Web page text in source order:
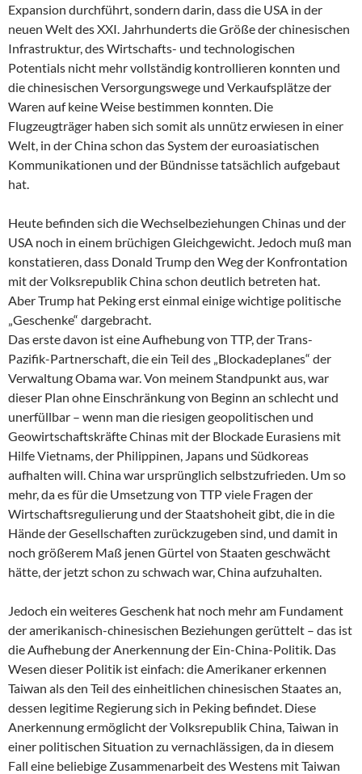
Expansion durchführt, sondern darin, dass die USA in der
neuen Welt des XXI. Jahrhunderts die Größe der chinesischen
Infrastruktur, des Wirtschafts- und technologischen
Potentials nicht mehr vollständig kontrollieren konnten und
die chinesischen Versorgungswege und Verkaufsplätze der
Waren auf keine Weise bestimmen konnten. Die
Flugzeugträger haben sich somit als unnütz erwiesen in einer
Welt, in der China schon das System der euroasiatischen
Kommunikationen und der Bündnisse tatsächlich aufgebaut
hat.
Heute befinden sich die Wechselbeziehungen Chinas und der
USA noch in einem brüchigen Gleichgewicht. Jedoch muß man
konstatieren, dass Donald Trump den Weg der Konfrontation
mit der Volksrepublik China schon deutlich betreten hat.
Aber Trump hat Peking erst einmal einige wichtige politische
„Geschenke“ dargebracht.
Das erste davon ist eine Aufhebung von TTP, der Trans-
Pazifik-Partnerschaft, die ein Teil des „Blockadeplanes“ der
Verwaltung Obama war. Von meinem Standpunkt aus, war
dieser Plan ohne Einschränkung von Beginn an schlecht und
unerfüllbar – wenn man die riesigen geopolitischen und
Geowirtschaftskräfte Chinas mit der Blockade Eurasiens mit
Hilfe Vietnams, der Philippinen, Japans und Südkoreas
aufhalten will. China war ursprünglich selbstzufrieden. Um so
mehr, da es für die Umsetzung von TTP viele Fragen der
Wirtschaftsregulierung und der Staatshoheit gibt, die in die
Hände der Gesellschaften zurückzugeben sind, und damit in
noch größerem Maß jenen Gürtel von Staaten geschwächt
hätte, der jetzt schon zu schwach war, China aufzuhalten.
Jedoch ein weiteres Geschenk hat noch mehr am Fundament
der amerikanisch-chinesischen Beziehungen gerüttelt – das ist
die Aufhebung der Anerkennung der Ein-China-Politik. Das
Wesen dieser Politik ist einfach: die Amerikaner erkennen
Taiwan als den Teil des einheitlichen chinesischen Staates an,
dessen legitime Regierung sich in Peking befindet. Diese
Anerkennung ermöglicht der Volksrepublik China, Taiwan in
einer politischen Situation zu vernachlässigen, da in diesem
Fall eine beliebige Zusammenarbeit des Westens mit Taiwan